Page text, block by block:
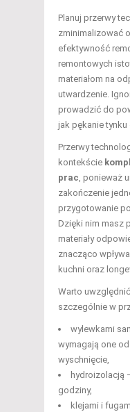
Planuj przerwy
zminimalizować
efektywność
remontowych
materiałom na
utwardzenie.
prowadzić do
jak pękanie tynku
Przerwy
kontekście
prac , ponieważ
zakończenie
przygotowanie
Dzięki nim masz
materiały
znacząco
kuchni oraz
Warto
szczególnie w
wylewkami
wymagają one od
wyschnięcie,
hydroizolacją
godziny,
klejami i